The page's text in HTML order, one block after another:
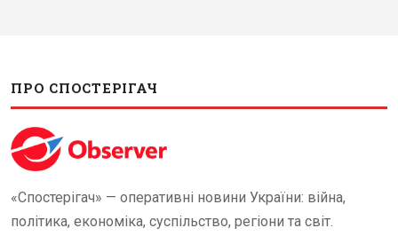
ПРО СПОСТЕРІГАЧ
«Спостерігач» — оперативні новини України: війна,
політика, економіка, суспільство, регіони та світ.